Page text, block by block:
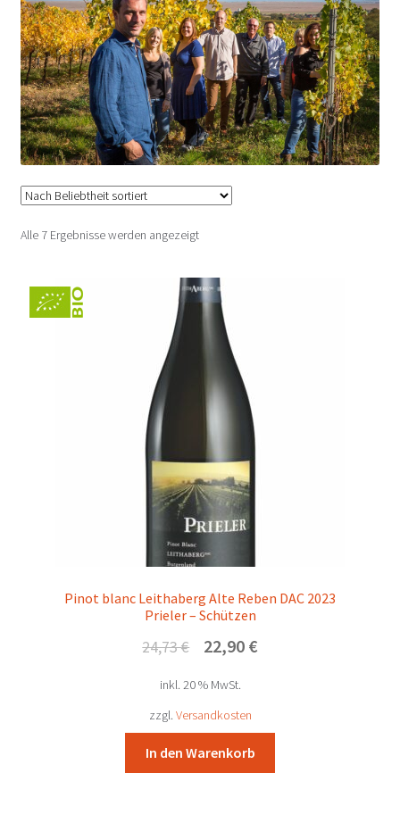
Hundsdorfer – Neckenmarkt
Iby – Horitschon
Igler Hans – Deutschkreutz
Igler Josef – Deutschkreutz
Kerschbaum – Horitschon
Kopfensteiner – Dt. Schützen
Kollwentz – Gr. Höflein
Krutzler – Deutsch Schützen
Lang Stefan – Neckenmarkt
Lehrner Paul – Horitschon
Lentsch Seegut – Podersdorf
Mayer am Pfarrplatz – Wien
Netzl – Göttlesbrunn
Nittnaus Anita und Hans – Gols
Alle 7 Ergebnisse werden angezeigtNach
Pinot blanc Leithaberg Alte Reben DAC 2023
Prieler – Schützen
24,73€
Ursprünglicher
war:
24,73 €
22,90 €Aktueller
inkl. 20 % MwSt.
zzgl. Versandkosten
In den Warenkorb